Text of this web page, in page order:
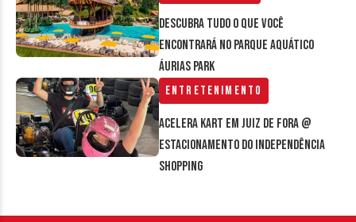
Descubra tudo o que você
encontrará no parque aquático
Áurias Park
Entretenimento
Acelera Kart em Juiz de Fora @
estacionamento do Independência
Shopping